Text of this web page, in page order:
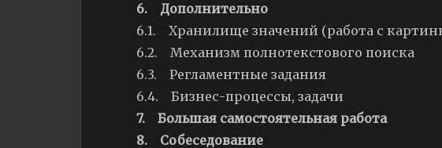
6. Дополнительно
6.1. Хранилище значений (работа с
6.2. Механизм полнотекстового поиска
6.3. Регламентные задания
6.4. Бизнес-процессы, задачи
7. Большая самостоятельная работа
8. Собеседование